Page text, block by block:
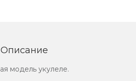
Описание
модель укулеле.